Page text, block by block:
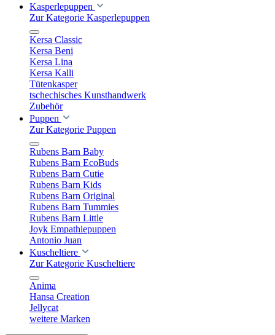
Kasperlepuppen
Zur Kategorie Kasperlepuppen
Kersa Classic
Kersa Beni
Kersa Lina
Kersa Kalli
Tütenkasper
tschechisches Kunsthandwerk
Zubehör
Puppen
Zur Kategorie Puppen
Rubens Barn Baby
Rubens Barn EcoBuds
Rubens Barn Cutie
Rubens Barn Kids
Rubens Barn Original
Rubens Barn Tummies
Rubens Barn Little
Joyk Empathiepuppen
Antonio Juan
Kuscheltiere
Zur Kategorie Kuscheltiere
Anima
Hansa Creation
Jellycat
weitere Marken